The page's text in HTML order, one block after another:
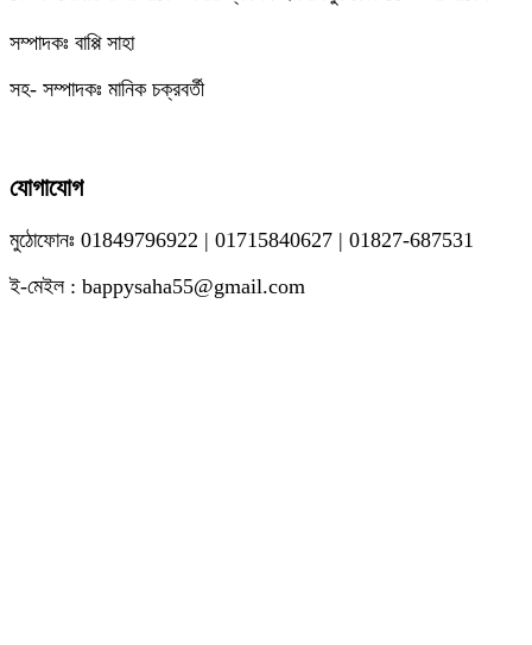
সম্পাদকঃ বাপ্পি সাহা
সহ- সম্পাদকঃ মানিক চক্রবর্তী
যোগাযোগ
মুঠোফোনঃ 01849796922 | 01715840627 | 01827-687531
ই-মেইল : bappysaha55@gmail.com